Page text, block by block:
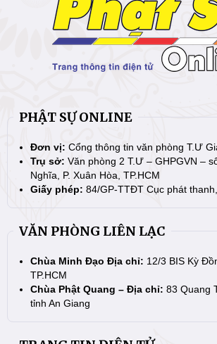
PHẬT SỰ ONLINE
Đơn vị: Cổng thông tin văn phòng T.Ư
Trụ sở: Văn phòng 2 T.Ư – GHPGVN –
Nghĩa, P. Xuân Hòa, TP.HCM
Giấy phép: 84/GP-TTĐT Cục phát
VĂN PHÒNG LIÊN LẠC
Chùa Minh Đạo Địa chỉ: 12/3 BIS Kỳ
TP.HCM
Chùa Phật Quang – Địa chỉ: 83 Quang
tỉnh An Giang